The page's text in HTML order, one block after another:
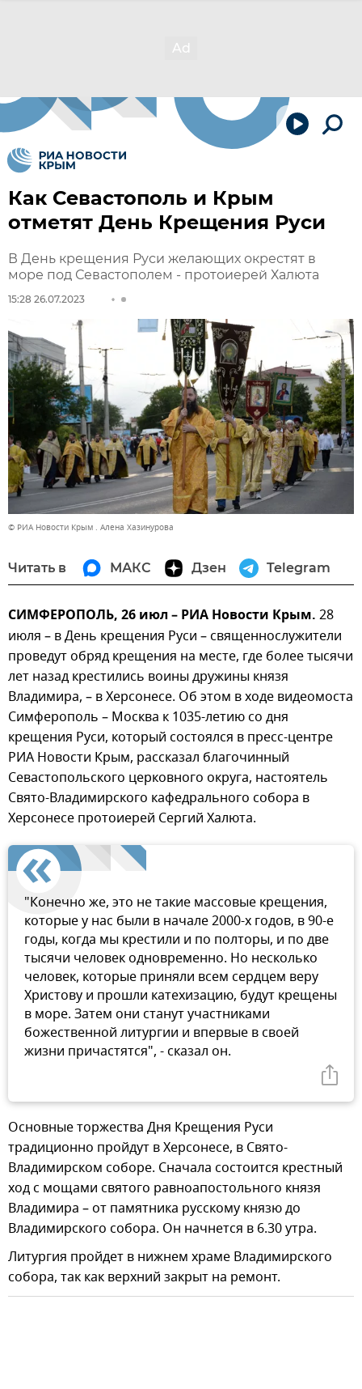
Как Севастополь и Крым
отметят День Крещения Руси
В День крещения Руси желающих окрестят в
море под Севастополем - протоиерей Халюта
15:28 26.07.2023
© РИА Новости Крым . Алена Хазинурова
Читать в МАКС Дзен Telegram
СИМФЕРОПОЛЬ, 26 июл – РИА Новости Крым. 28
июля – в День крещения Руси – священнослужители
проведут обряд крещения на месте, где более тысячи
лет назад крестились воины дружины князя
Владимира, – в Херсонесе. Об этом в ходе видеомоста
Симферополь – Москва к 1035-летию со дня
крещения Руси, который состоялся в пресс-центре
РИА Новости Крым, рассказал благочинный
Севастопольского церковного округа, настоятель
Свято-Владимирского кафедрального собора в
Херсонесе протоиерей Сергий Халюта.
"Конечно же, это не такие массовые крещения,
которые у нас были в начале 2000-х годов, в 90-е
годы, когда мы крестили и по полторы, и по две
тысячи человек одновременно. Но несколько
человек, которые приняли всем сердцем веру
Христову и прошли катехизацию, будут крещены
в море. Затем они станут участниками
божественной литургии и впервые в своей
жизни причастятся", - сказал он.
Основные торжества Дня Крещения Руси
традиционно пройдут в Херсонесе, в Свято-
Владимирском соборе. Сначала состоится крестный
ход с мощами святого равноапостольного князя
Владимира – от памятника русскому князю до
Владимирского собора. Он начнется в 6.30 утра.
Литургия пройдет в нижнем храме Владимирского
собора, так как верхний закрыт на ремонт.